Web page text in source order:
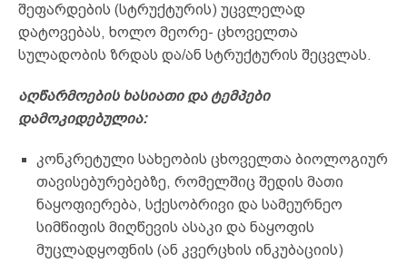
შეფარდების (სტრუქტურის) უცვლელად
დატოვებას, ხოლო მეორე- ცხოველთა
სულადობის ზრდას და/ან სტრუქტურის შეცვლას.
აღწარმოების ხასიათი და ტემპები
დამოკიდებულია:
კონკრეტული სახეობის ცხოველთა ბიოლოგიურ
თავისებურებებზე, რომელშიც შედის მათი
ნაყოფიერება, სქესობრივი და სამეურნეო
სიმწიფის მიღწევის ასაკი და ნაყოფის
მუცლადყოფნის (ან კვერცხის ინკუბაციის)